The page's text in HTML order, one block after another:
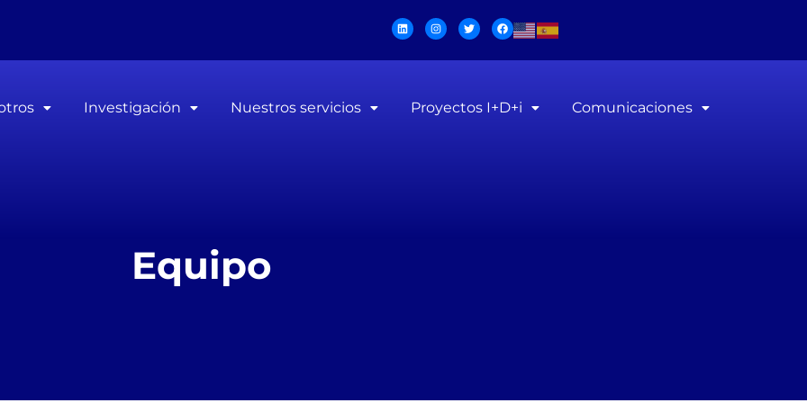
Investigación Nuestros servicios Proyectos I+D+i Comunicaciones
Equipo